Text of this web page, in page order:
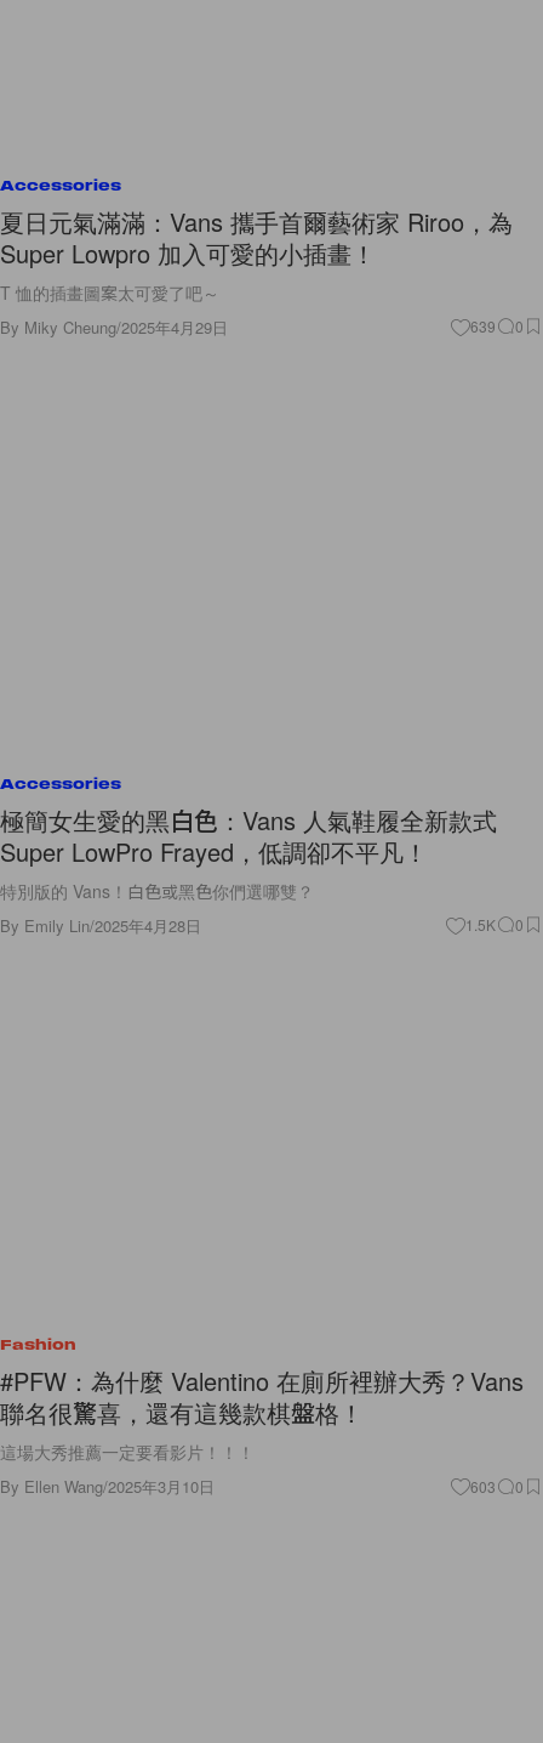
Accessories
夏日元氣滿滿：Vans 攜手首爾藝術家 Riroo，為
Super Lowpro 加入可愛的小插畫！
T 恤的插畫圖案太可愛了吧～
By Miky Cheung/2025年4月29日 639 0
Accessories
極簡女生愛的黑白色：Vans 人氣鞋履全新款式
Super LowPro Frayed，低調卻不平凡！
特別版的 Vans！白色或黑色你們選哪雙？
By Emily Lin/2025年4月28日 1.5K 0
Fashion
#PFW：為什麼 Valentino 在廁所裡辦大秀？Vans
聯名很驚喜，還有這幾款棋盤格！
這場大秀推薦一定要看影片！！！
By Ellen Wang/2025年3月10日 603 0